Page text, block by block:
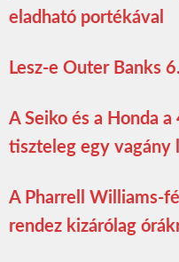
eladható portékával
Lesz-e Outer Banks
A Seiko és a Honda
tiszteleg egy vagány
A Pharrell Williams-
rendez kizárólag